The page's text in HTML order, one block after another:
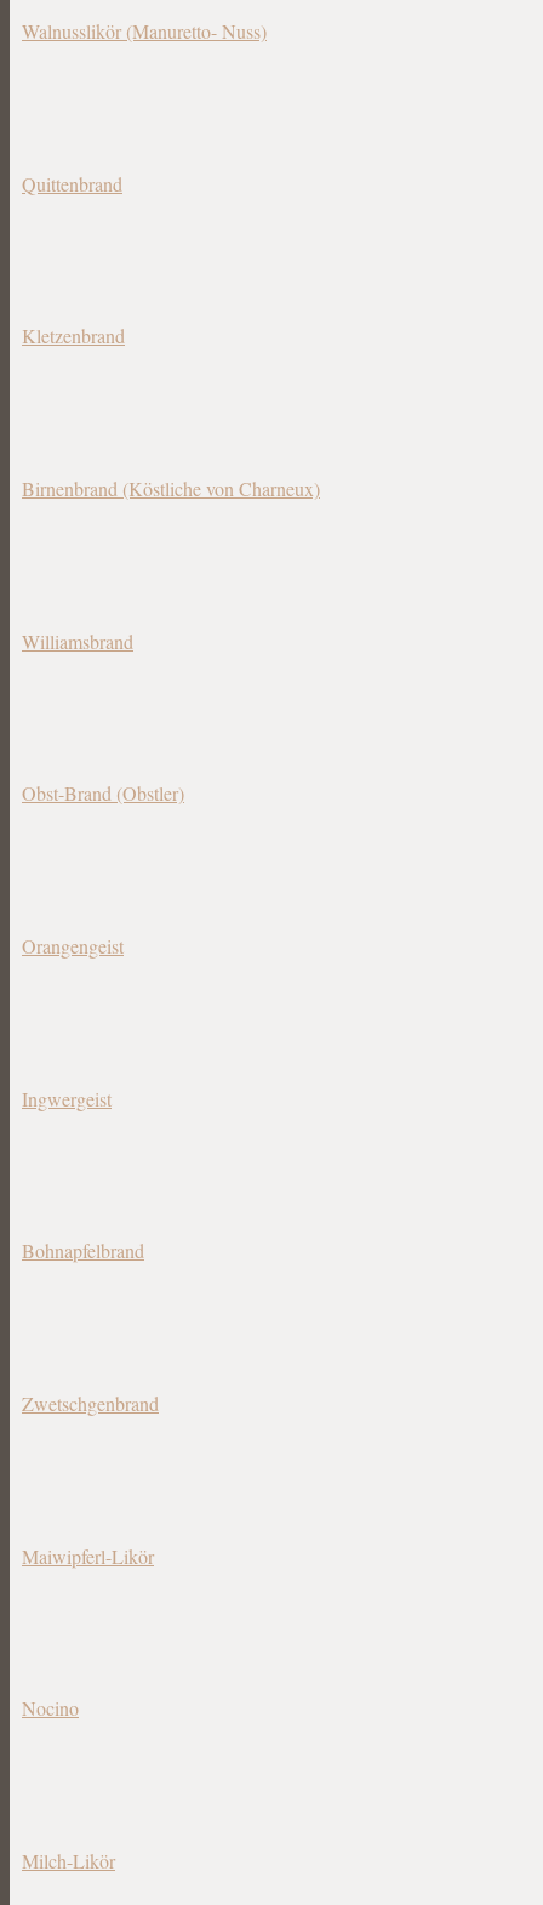
Walnusslikör (Manuretto- Nuss)
Quittenbrand
Kletzenbrand
Birnenbrand (Köstliche von Charneux)
Williamsbrand
Obst-Brand (Obstler)
Orangengeist
Ingwergeist
Bohnapfelbrand
Zwetschgenbrand
Maiwipferl-Likör
Nocino
Milch-Likör